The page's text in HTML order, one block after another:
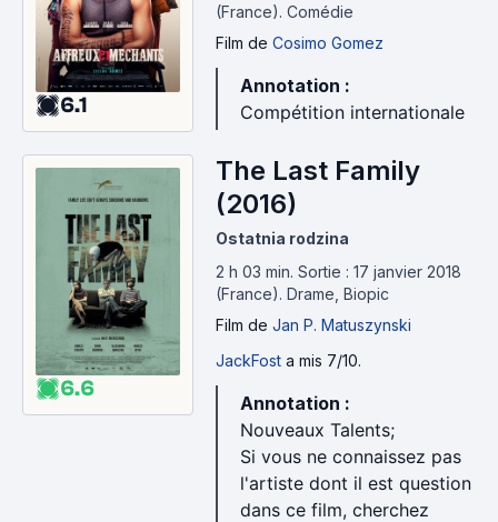
6.1
(France). Comédie
Film de Cosimo Gomez
Annotation :
Compétition internationale
6.6
The Last Family
(2016)
Ostatnia rodzina
2 h 03 min. Sortie : 17 janvier 2018
(France). Drame, Biopic
Film de Jan P. Matuszynski
JackFost a mis 7/10.
Annotation :
Nouveaux Talents;
Si vous ne connaissez pas
l'artiste dont il est question
dans ce film, cherchez